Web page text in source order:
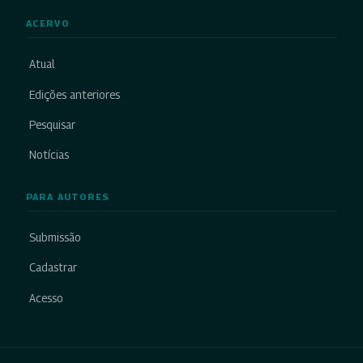
ACERVO
Atual
Edições anteriores
Pesquisar
Notícias
PARA AUTORES
Submissão
Cadastrar
Acesso